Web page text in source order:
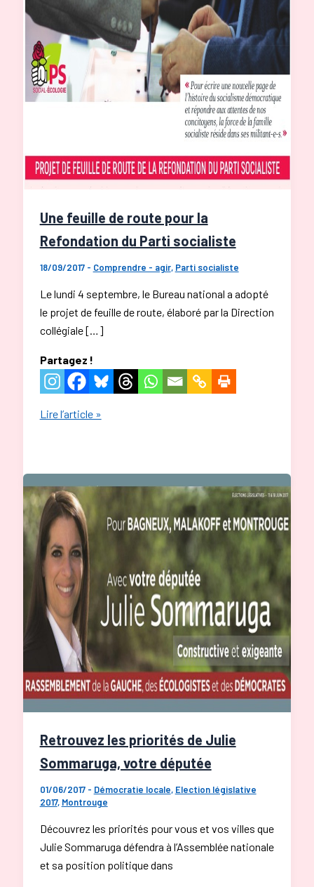
Une feuille de route pour la
Refondation du Parti socialiste
18/09/2017 - Comprendre - agir, Parti socialiste
Le lundi 4 septembre, le Bureau national a adopté
le projet de feuille de route, élaboré par la Direction
collégiale […]
Partagez !
Une
pour
la
Refondation
du
Parti
socialiste
Lire l’article »
Retrouvez les priorités de Julie
Sommaruga, votre députée
01/06/2017 - Démocratie locale, Election législative
2017, Montrouge
Découvrez les priorités pour vous et vos villes que
Julie Sommaruga défendra à l’Assemblée nationale
et sa position politique dans